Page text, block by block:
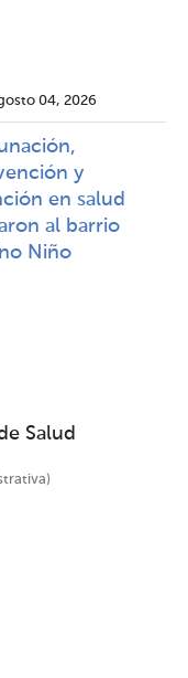
04, 2026
y
en salud
al barrio
Niño
Salud